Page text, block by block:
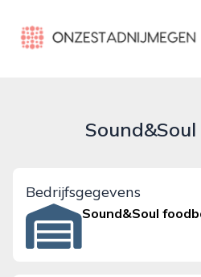
onzestadnijmegen.nl
Bedrijfsgegevens
Sound&Soul